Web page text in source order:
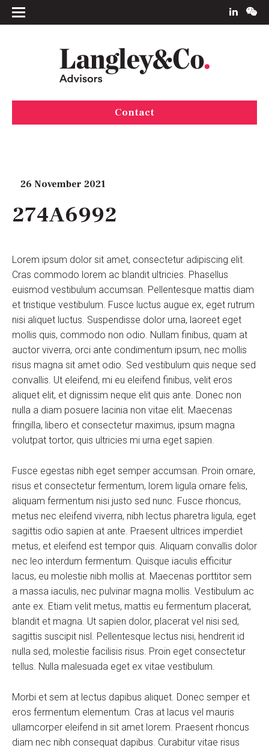
Contact
26 November 2021
274A6992
Lorem ipsum dolor sit amet, consectetur adipiscing elit.
Cras commodo lorem ac blandit ultricies. Phasellus
euismod vestibulum accumsan. Pellentesque mattis diam
et tristique vestibulum. Fusce luctus augue ex, eget rutrum
nisi aliquet luctus. Suspendisse dolor urna, laoreet eget
mollis quis, commodo non odio. Nullam finibus, quam at
auctor viverra, orci ante condimentum ipsum, nec mollis
risus magna sit amet odio. Sed vestibulum quis neque sed
convallis. Ut eleifend, mi eu eleifend finibus, velit eros
aliquet elit, et dignissim neque elit quis ante. Donec non
nulla a diam posuere lacinia non vitae elit. Maecenas
fringilla, libero et consectetur maximus, ipsum magna
volutpat tortor, quis ultricies mi urna eget sapien.
Fusce egestas nibh eget semper accumsan. Proin ornare,
risus et consectetur fermentum, lorem ligula ornare felis,
aliquam fermentum nisi justo sed nunc. Fusce rhoncus,
metus nec eleifend viverra, nibh lectus pharetra ligula, eget
sagittis odio sapien at ante. Praesent ultrices imperdiet
metus, et eleifend est tempor quis. Aliquam convallis dolor
nec leo interdum fermentum. Quisque iaculis efficitur
lacus, eu molestie nibh mollis at. Maecenas porttitor sem
a massa iaculis, nec pulvinar magna mollis. Vestibulum ac
ante ex. Etiam velit metus, mattis eu fermentum placerat,
blandit et magna. Ut sapien dolor, placerat vel nisi sed,
sagittis suscipit nisl. Pellentesque lectus nisi, hendrerit id
nulla sed, molestie facilisis risus. Proin eget consectetur
tellus. Nulla malesuada eget ex vitae vestibulum.
Morbi et sem at lectus dapibus aliquet. Donec semper et
eros fermentum elementum. Cras at lacus vel mauris
ullamcorper eleifend in sit amet lorem. Praesent rhoncus
diam nec nibh consequat dapibus. Curabitur vitae risus